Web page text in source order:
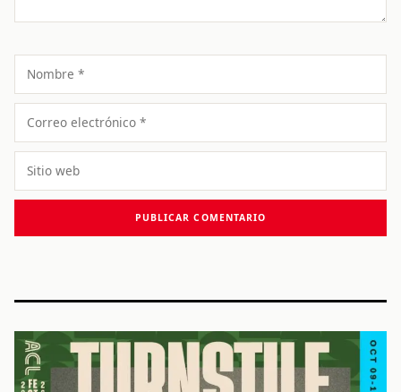
Nombre
Correo
electrónico
Sitio
web